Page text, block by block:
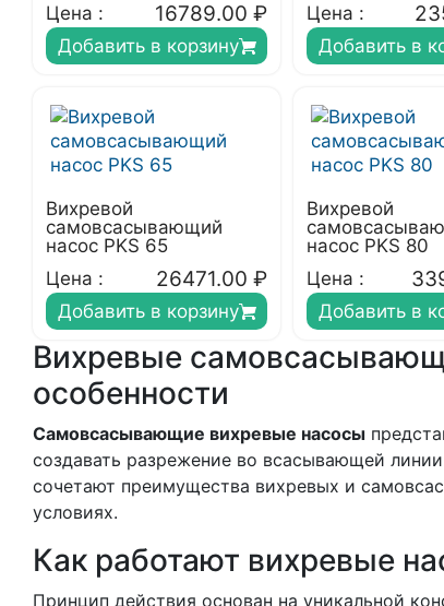
Цена :
16789.00 ₽
Добавить в корзину
Цена :
Добавить в
Вихревой
самовсасывающий
насос PKS 65
Цена :
26471.00 ₽
Добавить в корзину
Вихревой
насос PKS 80
Цена :
Добавить в
Вихревые
особенности
Самовсасывающие вихревые насосы
создавать разрежение во всасывающей
сочетают преимущества вихревых и
условиях.
Как работают вихревые
Принцип действия основан на уникальной